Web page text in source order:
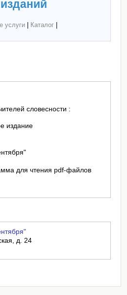
услуги| Каталог|
словесности :
издание
для чтения pdf-файлов
д. 24